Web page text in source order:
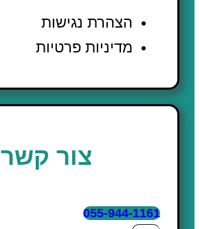
הצהרת נגישות
מדיניות פרטיות
צור קשר
055-944-1161